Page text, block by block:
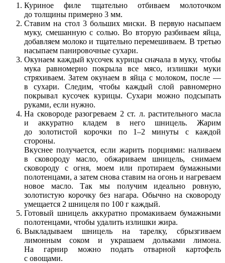
Куриное филе тщательно отбиваем молоточком
до толщины примерно 3 мм.
Ставим на стол 3 больших миски. В первую насыпаем
муку, смешанную с солью. Во вторую разбиваем яйца,
добавляем молоко и тщательно перемешиваем. В третью
насыпаем панировочные сухари.
Окунаем каждый кусочек курицы сначала в муку, чтобы
мука равномерно покрыла все мясо, излишки муки
стряхиваем. Затем окунаем в яйца с молоком, после —
в сухари. Следим, чтобы каждый слой равномерно
покрывал кусочек курицы. Сухари можно подсыпать
руками, если нужно.
На сковороде разогреваем 2 ст. л. растительного масла
и аккуратно кладем в него шницель. Жарим
до золотистой корочки по 1–2 минуты с каждой
стороны.
Вкуснее получается, если жарить порциями: наливаем
в сковороду масло, обжариваем шницель, снимаем
сковороду с огня, моем или протираем бумажными
полотенцами, а затем снова ставим на огонь и нагреваем
новое масло. Так мы получим идеально ровную,
золотистую корочку без нагара. Обычно на сковороду
умещается 2 шницеля по 100 г каждый.
Готовый шницель аккуратно промакиваем бумажными
полотенцами, чтобы удалить излишки жира.
Выкладываем шницель на тарелку, сбрызгиваем
лимонным соком и украшаем дольками лимона.
На гарнир можно подать отварной картофель
с овощами.